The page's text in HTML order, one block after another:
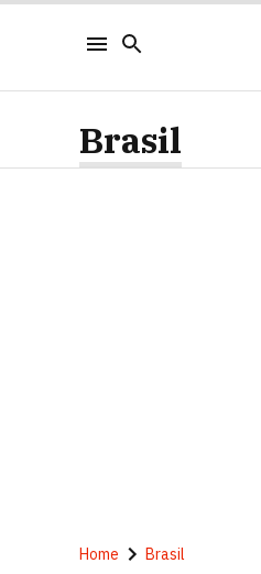
Brasil
Home Brasil